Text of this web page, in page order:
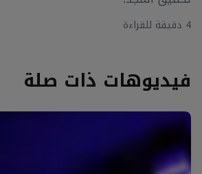
‎4‎ دقيقة للقراءة
فيديوهات ذات صلة